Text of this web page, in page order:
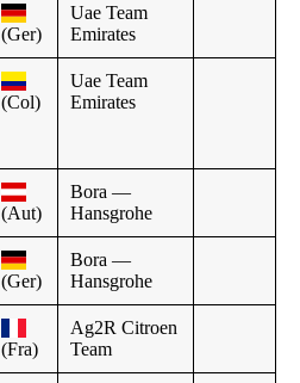
(Ger)
Uae Team
Emirates
(Col)
Uae Team
Emirates
(Aut)
Bora —
Hansgrohe
(Ger)
Bora —
Hansgrohe
(Fra)
Ag2R Citroen
Team